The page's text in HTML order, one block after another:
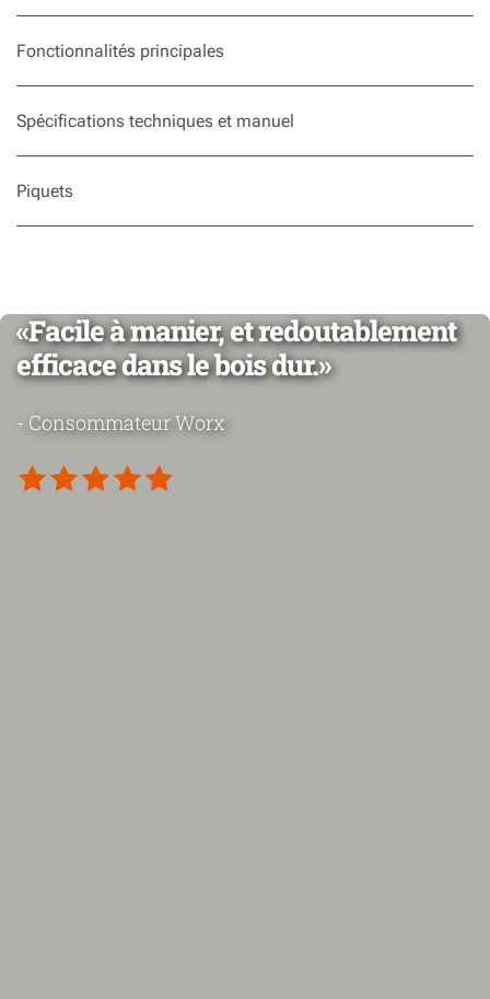
Fonctionnalités principales
Spécifications techniques et manuel
Piquets
«Facile à manier, et redoutablement
efficace dans le bois dur.»
- Consommateur Worx